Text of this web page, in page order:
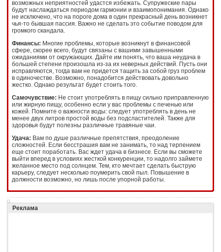
возможных неприятностей удастся избежать. Супружеские пары
будут наслаждаться периодом гармонии и взаимопонимания. Однако
не исключено, что на пороге дома в один прекрасный день возникнет
чья-то бывшая пассия. Важно не сделать это событие поводом для
громкого скандала.
Финансы: Многие проблемы, которые возникнут в финансовой
сфере, скорее всего, будут связаны с вашими завышенными
ожиданиями от окружающих. Дайте им понять, что ваша неудача в
большей степени произошла из-за их неверных действий. Пусть они
исправляются, тогда вам не придется тащить за собой груз проблем
в одиночестве. Возможно, понадобится действовать довольно
жестко. Однако результат будет стоить того.
Самочувствие: Не стоит употреблять в пищу сильно приправленную
или жирную пищу, особенно если у вас проблемы с печенью или
кожей. Помните о важности воды: следует употреблять в день не
менее двух литров простой воды без подсластителей. Также для
здоровья будут полезны различные травяные чаи.
Удача: Вам по душе различные препятствия, преодоление
сложностей. Если бесстрашия вам не занимать, то над терпением
еще стоит поработать. Вас ждет удача в бизнесе. Если вы сможете
выйти вперед в условиях жесткой конкуренции, то надолго займете
желанное место под солнцем. Тем, кто мечтает сделать быструю
карьеру, следует несколько поумерить свой пыл. Повышение в
должности возможно, но лишь после упорной работы.
Реклама